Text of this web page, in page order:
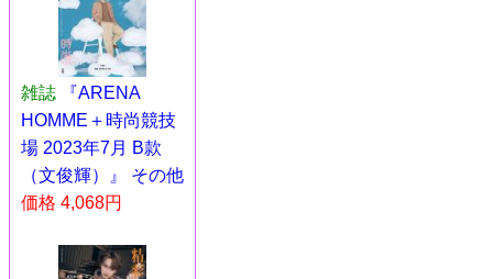
雑誌
『ARENA
HOMME＋時尚競技
場 2023年7月 B款
（文俊輝）』 その他
価格 4,068円